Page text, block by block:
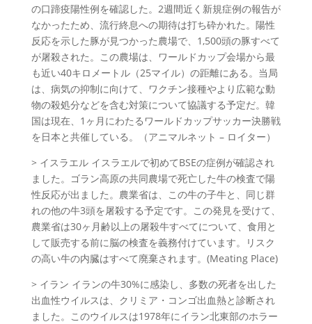
の口蹄疫陽性例を確認した。2週間近く新規症例の報告が
なかったため、流行終息への期待は打ち砕かれた。陽性
反応を示した豚が見つかった農場で、1,500頭の豚すべて
が屠殺された。この農場は、ワールドカップ会場から最
も近い40キロメートル（25マイル）の距離にある。当局
は、病気の抑制に向けて、ワクチン接種やより広範な動
物の殺処分などを含む対策について協議する予定だ。韓
国は現在、1ヶ月にわたるワールドカップサッカー決勝戦
を日本と共催している。（アニマルネット – ロイター）
> イスラエル イスラエルで初めてBSEの症例が確認され
ました。ゴラン高原の共同農場で死亡した牛の検査で陽
性反応が出ました。農業省は、この牛の子牛と、同じ群
れの他の牛3頭を屠殺する予定です。この発見を受けて、
農業省は30ヶ月齢以上の屠殺牛すべてについて、食用と
して販売する前に脳の検査を義務付けています。リスク
の高い牛の内臓はすべて廃棄されます。(Meating Place)
> イラン イランの牛30%に感染し、多数の死者を出した
出血性ウイルスは、クリミア・コンゴ出血熱と診断され
ました。このウイルスは1978年にイラン北東部のホラー